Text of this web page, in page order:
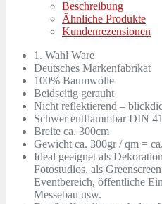
Beschreibung
Ähnliche Produkte
Kundenrezensionen
1. Wahl Ware
Deutsches Markenfabrikat
100% Baumwolle
Beidseitig gerauht
Nicht reflektierend –
Schwer entflammbar DIN
Breite ca. 300cm
Gewicht ca. 300gr / qm =
Ideal geeignet als
Fotostudios, als
Eventbereich, öffentliche
Messebau usw.